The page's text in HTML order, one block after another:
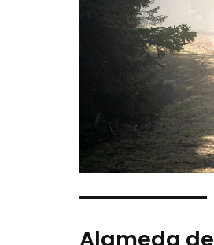
Alameda